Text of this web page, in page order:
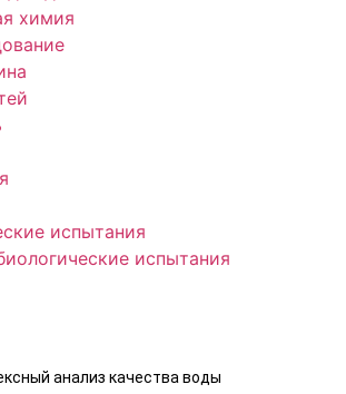
химия
испытания
испытания
анализ качества воды